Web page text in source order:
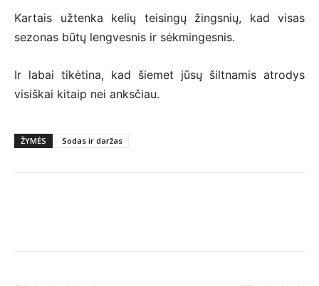
Kartais užtenka kelių teisingų žingsnių, kad visas
sezonas būtų lengvesnis ir sėkmingesnis.
Ir labai tikėtina, kad šiemet jūsų šiltnamis atrodys
visiškai kitaip nei anksčiau.
ŽYMĖS Sodas ir daržas